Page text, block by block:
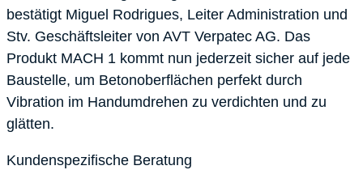
bestätigt Miguel Rodrigues, Leiter Administration und
Stv. Geschäftsleiter von AVT Verpatec AG. Das
Produkt MACH 1 kommt nun jederzeit sicher auf jede
Baustelle, um Betonoberflächen perfekt durch
Vibration im Handumdrehen zu verdichten und zu
glätten.
Kundenspezifische Beratung